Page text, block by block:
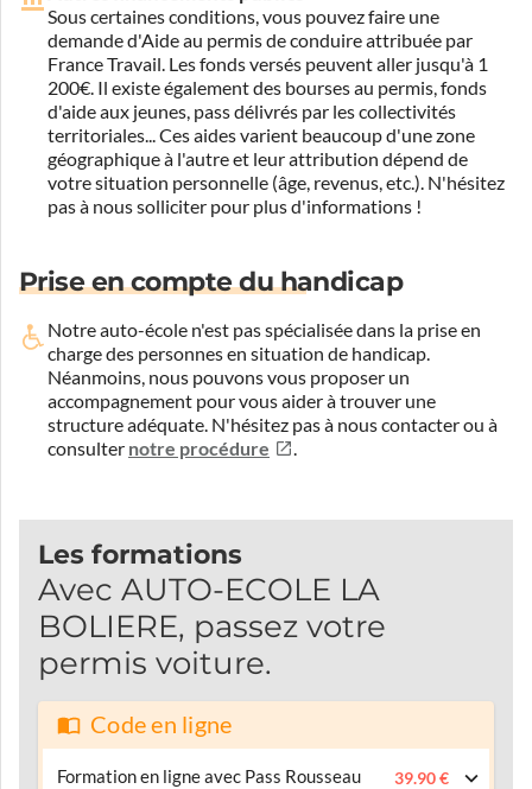
Sous certaines conditions, vous pouvez faire une
demande d'Aide au permis de conduire attribuée par
France Travail. Les fonds versés peuvent aller jusqu'à 1
200€. Il existe également des bourses au permis, fonds
d'aide aux jeunes, pass délivrés par les collectivités
territoriales... Ces aides varient beaucoup d'une zone
géographique à l'autre et leur attribution dépend de
votre situation personnelle (âge, revenus, etc.). N'hésitez
pas à nous solliciter pour plus d'informations !
Prise en compte du handicap
Notre auto-école n'est pas spécialisée dans la prise en
charge des personnes en situation de handicap.
Néanmoins, nous pouvons vous proposer un
accompagnement pour vous aider à trouver une
structure adéquate. N'hésitez pas à nous contacter ou à
consulter notre procédure .
Les formations
Avec AUTO-ECOLE LA
BOLIERE, passez votre
permis voiture.
Code en ligne
Formation en ligne avec Pass Rousseau 39.90 €